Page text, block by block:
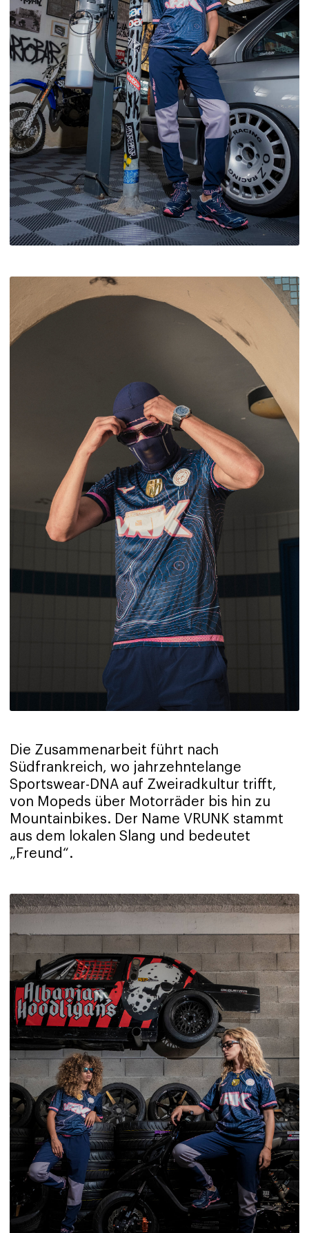
Die Zusammenarbeit führt nach
Südfrankreich, wo jahrzehntelange
Sportswear-DNA auf Zweiradkultur trifft,
von Mopeds über Motorräder bis hin zu
Mountainbikes. Der Name VRUNK stammt
aus dem lokalen Slang und bedeutet
„Freund“.